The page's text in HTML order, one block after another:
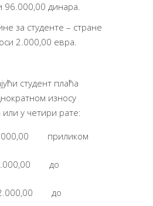
96.000,00 динара.
за студенте – стране
2.000,00 евра.
студент плаћа
износу
у четири рате:
приликом
до
до